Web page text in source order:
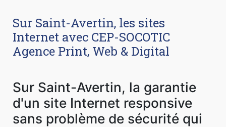
Sur Saint-Avertin, les sites
Internet avec CEP-SOCOTIC
Agence Print, Web & Digital
Sur Saint-Avertin, la garantie
d'un site Internet responsive
sans problème de sécurité qui